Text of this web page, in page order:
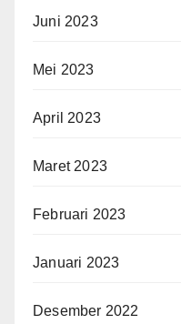
Juni 2023
Mei 2023
April 2023
Maret 2023
Februari 2023
Januari 2023
Desember 2022